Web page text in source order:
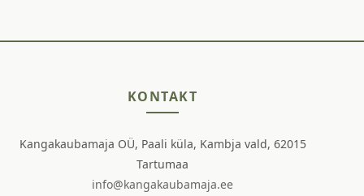
KONTAKT
Kangakaubamaja OÜ, Paali küla, Kambja vald, 62015
Tartumaa
info@kangakaubamaja.ee